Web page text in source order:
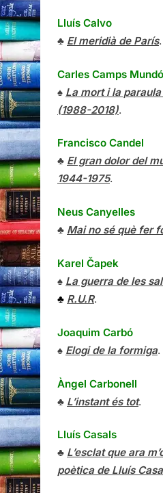
Lluís Calvo
♣ El meridià de París.
Carles Camps Mundó
♠ La mort i la
(1988-2018).
Francisco Candel
♣ El gran dolor del
1944-1975.
Neus Canyelles
♣ Mai no sé què fer
Karel Čapek
♠ La guerra de les
♣ R.U.R.
Joaquim Carbó
♠ Elogi de la formiga.
Àngel Carbonell
♣ L’instant és tot.
Lluís Casals
♣ L’esclat que ara
poètica de Lluís